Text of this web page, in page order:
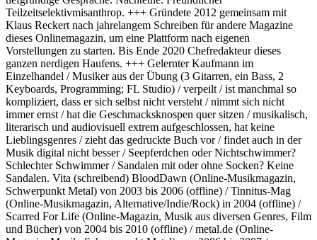
Teilzeitselektivmisanthrop. +++ Gründete 2012 gemeinsam mit
Klaus Reckert nach jahrelangem Schreiben für andere Magazine
dieses Onlinemagazin, um eine Plattform nach eigenen
Vorstellungen zu starten. Bis Ende 2020 Chefredakteur dieses
ganzen nerdigen Haufens. +++ Gelernter Kaufmann im
Einzelhandel / Musiker aus der Übung (3 Gitarren, ein Bass, 2
Keyboards, Programming; FL Studio) / verpeilt / ist manchmal so
kompliziert, dass er sich selbst nicht versteht / nimmt sich nicht
immer ernst / hat die Geschmacksknospen quer sitzen / musikalisch,
literarisch und audiovisuell extrem aufgeschlossen, hat keine
Lieblingsgenres / zieht das gedruckte Buch vor / findet auch in der
Musik digital nicht besser / Seepferdchen oder Nichtschwimmer?
Schlechter Schwimmer / Sandalen mit oder ohne Socken? Keine
Sandalen. Vita (schreibend) BloodDawn (Online-Musikmagazin,
Schwerpunkt Metal) von 2003 bis 2006 (offline) / Tinnitus-Mag
(Online-Musikmagazin, Alternative/Indie/Rock) in 2004 (offline) /
Scarred For Life (Online-Magazin, Musik aus diversen Genres, Film
und Bücher) von 2004 bis 2010 (offline) / metal.de (Online-